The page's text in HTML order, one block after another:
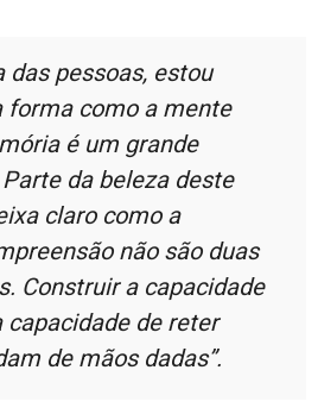
das pessoas, estou
forma como a mente
é um grande
da beleza deste
claro como a
não são duas
Construir a capacidade
capacidade de reter
de mãos dadas”.